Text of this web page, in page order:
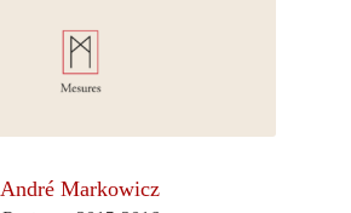
André Markowicz